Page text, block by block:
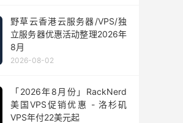
野草云香港云服务器/VPS/独
立服务器优惠活动整理2026年
8月
2026-08-02
「2026年8月份」RackNerd
美国VPS促销优惠 - 洛杉矶
VPS年付22美元起